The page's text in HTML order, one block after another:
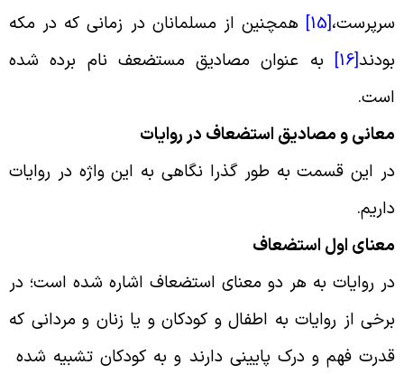
[15]
همچنین از مسلمانان در زمانی که در مکه
[16]
به عنوان مصادیق مستضعف نام برده شده
.
و مصادیق استضعاف در روایات
این قسمت به طور گذرا نگاهی به این واژه در روایات
.
اول استضعاف
روایات به هر دو معنای استضعاف اشاره شده است؛ در
از روایات به اطفال و کودکان و یا زنان و مردانی که
فهم و درک پایینی دارند و به کودکان تشبیه شده